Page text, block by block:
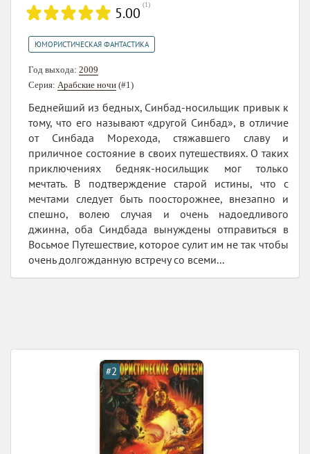
5.00 (1)
ЮМОРИСТИЧЕСКАЯ ФАНТАСТИКА
Год выхода: 2009
Серия: Арабские ночи (#1)
Беднейший из бедных, Синбад-носильщик привык к
тому, что его называют «другой Синбад», в отличие
от Синбада Морехода, стяжавшего славу и
приличное состояние в своих путешествиях. О таких
приключениях бедняк-носильщик мог только
мечтать. В подтверждение старой истины, что с
мечтами следует быть поосторожнее, внезапно и
спешно, волею случая и очень надоедливого
джинна, оба Синдбада вынуждены отправиться в
Восьмое Путешествие, которое сулит им не так чтобы
очень долгожданную встречу со всеми...
#2